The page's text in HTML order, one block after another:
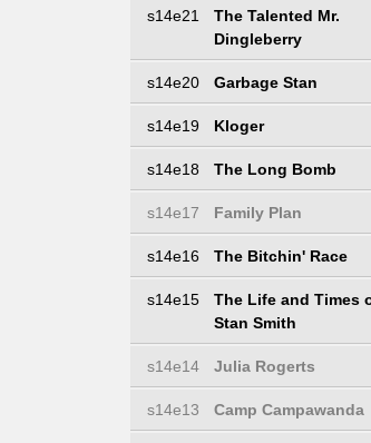
s14e21
The Talented Mr.
Dingleberry
s14e20 Garbage Stan
s14e19 Kloger
s14e18 The Long Bomb
s14e17 Family Plan
s14e16 The Bitchin' Race
s14e15
The Life and Times
Stan Smith
s14e14 Julia Rogerts
s14e13 Camp Campawanda